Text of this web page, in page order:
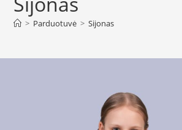
> Parduotuvė > Sijonas